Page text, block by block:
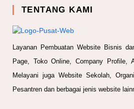
TENTANG KAMI
Layanan Pembuatan Website Bisnis
Page, Toko Online, Company Profile,
Melayani juga Website Sekolah,
Pesantren dan berbagai jenis website